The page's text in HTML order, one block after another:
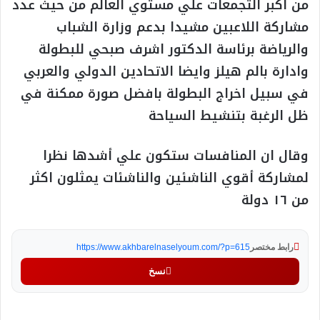
مشاركة اللاعبين مشيدا بدعم وزارة الشباب
والرياضة برئاسة الدكتور اشرف صبحي للبطولة
وادارة بالم هيلز وايضا الاتحادين الدولي والعربي
في سبيل اخراج البطولة بافضل صورة ممكنة في
ظل الرغبة بتنشيط السياحة
وقال ان المنافسات ستكون علي أشدها نظرا
لمشاركة أقوي الناشئين والناشئات يمثلون اكثر
من ١٦ دولة
رابط مختصر https://www.akhbarelnaselyoum.com/?p=615
نسخ